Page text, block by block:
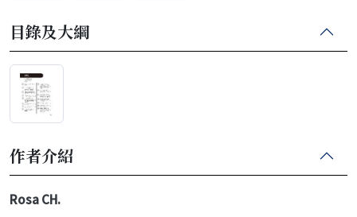
目錄及大綱
作者介紹
Rosa CH.